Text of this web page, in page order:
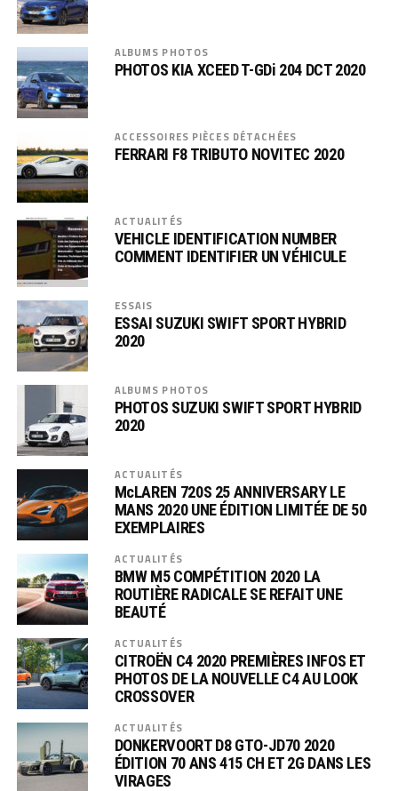
ALBUMS PHOTOS
PHOTOS KIA XCEED T-GDi 204 DCT 2020
ACCESSOIRES PIÈCES DÉTACHÉES
FERRARI F8 TRIBUTO NOVITEC 2020
ACTUALITÉS
VEHICLE IDENTIFICATION NUMBER
COMMENT IDENTIFIER UN VÉHICULE
ESSAIS
ESSAI SUZUKI SWIFT SPORT HYBRID
2020
ALBUMS PHOTOS
PHOTOS SUZUKI SWIFT SPORT HYBRID
2020
ACTUALITÉS
McLAREN 720S 25 ANNIVERSARY LE
MANS 2020 UNE ÉDITION LIMITÉE DE 50
EXEMPLAIRES
ACTUALITÉS
BMW M5 COMPÉTITION 2020 LA
ROUTIÈRE RADICALE SE REFAIT UNE
BEAUTÉ
ACTUALITÉS
CITROËN C4 2020 PREMIÈRES INFOS ET
PHOTOS DE LA NOUVELLE C4 AU LOOK
CROSSOVER
ACTUALITÉS
DONKERVOORT D8 GTO-JD70 2020
ÉDITION 70 ANS 415 CH ET 2G DANS LES
VIRAGES